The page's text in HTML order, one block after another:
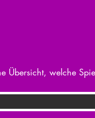
Übersicht, welche